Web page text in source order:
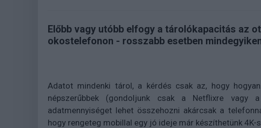
Előbb vagy utóbb elfogy a tárolókapacitás az
okostelefonon - rosszabb esetben
Adatot mindenki tárol, a kérdés csak az, hogy
népszerűbbek (gondoljunk csak a Netflixre vagy
adatmennyiséget lehet összehozni akárcsak a
hogy rengeteg mobillal egy jó ideje már készíthetünk 4K-